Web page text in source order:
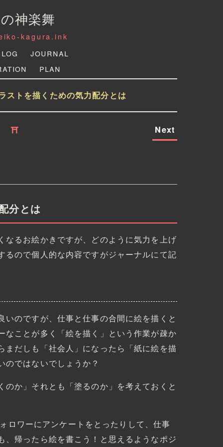
神楽舞
kagura.ink
Log
Journal
Plan
ストを描くための気力配分とは
⛩ Next
分とは
なるお絵かきですが、どのように気力を上げ
るので個人的な内容ですがジャーナルにて記
のですが、仕事と仕事の合間に絵を描くと
なことが多く「絵を描く」という作業が疎か
だしも「社会人」になったら「紙に絵を描
のではないでしょうか？
か」それとも「塗るのか」を考えておくと
ロワーにアンケートをとったりして、仕事
帰ったら絵を書こう！と思えるようなポジ